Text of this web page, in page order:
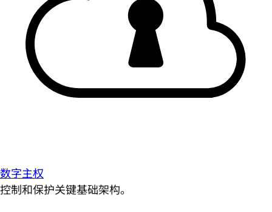
数字主权
控制和保护关键基础架构。